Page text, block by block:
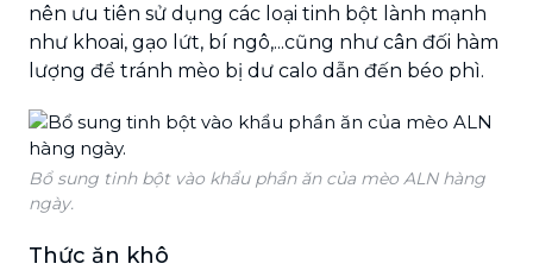
nên ưu tiên sử dụng các loại tinh bột lành mạnh
như khoai, gạo lứt, bí ngô,...cũng như cân đối hàm
lượng để tránh mèo bị dư calo dẫn đến béo phì.
Bổ sung tinh bột vào khẩu phần ăn của mèo ALN hàng
ngày.
Thức ăn khô